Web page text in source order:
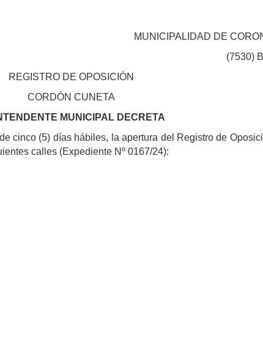
MUNICIPALIDAD DE
(7530)
REGISTRO DE OPOSICIÓN
CORDÓN CUNETA
MUNICIPAL DECRETA
cinco (5) días hábiles, la apertura del Registro de
calles (Expediente Nº 0167/24):